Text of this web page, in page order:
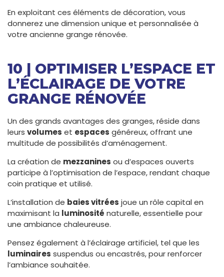
En exploitant ces éléments de décoration, vous
donnerez une dimension unique et personnalisée à
votre ancienne grange rénovée.
10 | OPTIMISER L’ESPACE ET
L’ÉCLAIRAGE DE VOTRE
GRANGE RÉNOVÉE
Un des grands avantages des granges, réside dans
leurs volumes et espaces généreux, offrant une
multitude de possibilités d’aménagement.
La création de mezzanines ou d’espaces ouverts
participe à l’optimisation de l’espace, rendant chaque
coin pratique et utilisé.
L’installation de baies vitrées joue un rôle capital en
maximisant la luminosité naturelle, essentielle pour
une ambiance chaleureuse.
Pensez également à l’éclairage artificiel, tel que les
luminaires suspendus ou encastrés, pour renforcer
l’ambiance souhaitée.